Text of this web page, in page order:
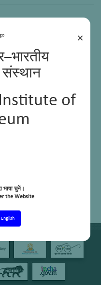
×
संस्थान
of
भाषा चुनें।
the Website
English